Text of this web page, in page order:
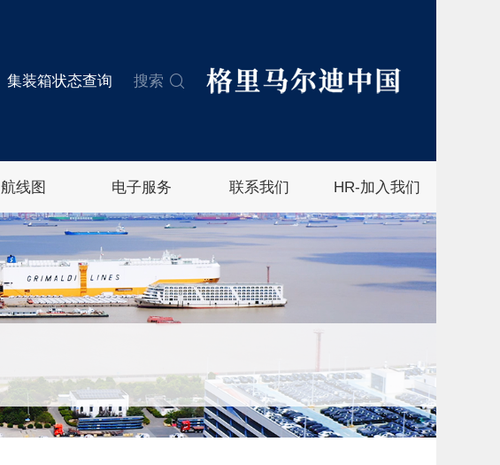
集装箱状态查询 搜索
航线图 电子服务 联系我们 HR-加入我们